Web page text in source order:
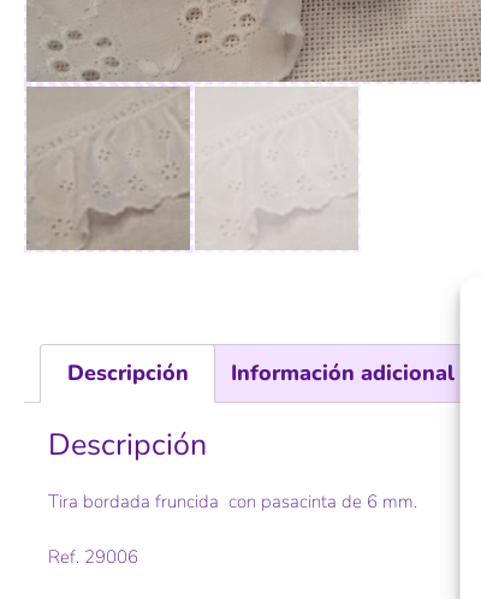
Descripción Información adicional
Descripción
Tira bordada fruncida con pasacinta de 6 mm.
Ref. 29006